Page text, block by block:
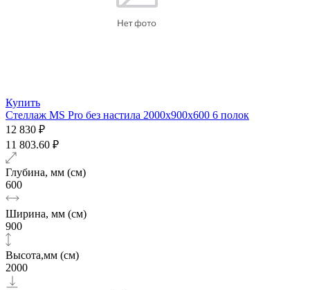
Купить
Стеллаж MS Pro без настила 2000х900x600 6 полок
12 830 ₽
11 803.60 ₽
Глубина, мм (см)
600
Ширина, мм (см)
900
Высота,мм (см)
2000